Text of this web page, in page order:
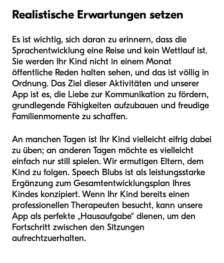
Realistische Erwartungen setzen
Es ist wichtig, sich daran zu erinnern, dass die
Sprachentwicklung eine Reise und kein Wettlauf ist.
Sie werden Ihr Kind nicht in einem Monat
öffentliche Reden halten sehen, und das ist völlig in
Ordnung. Das Ziel dieser Aktivitäten und unserer
App ist es, die Liebe zur Kommunikation zu fördern,
grundlegende Fähigkeiten aufzubauen und freudige
Familienmomente zu schaffen.
An manchen Tagen ist Ihr Kind vielleicht eifrig dabei
zu üben; an anderen Tagen möchte es vielleicht
einfach nur still spielen. Wir ermutigen Eltern, dem
Kind zu folgen. Speech Blubs ist als leistungsstarke
Ergänzung zum Gesamtentwicklungsplan Ihres
Kindes konzipiert. Wenn Ihr Kind bereits einen
professionellen Therapeuten besucht, kann unsere
App als perfekte „Hausaufgabe“ dienen, um den
Fortschritt zwischen den Sitzungen
aufrechtzuerhalten.